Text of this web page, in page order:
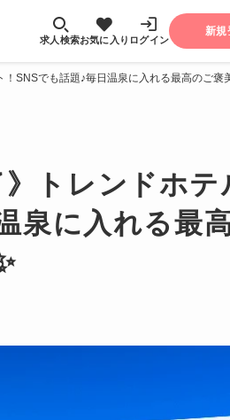
求人検索お気に入り ログイン
新規
SNSでも話題♪毎日温泉に入れる最高のご褒
トレンドホテ
泉に入れる最